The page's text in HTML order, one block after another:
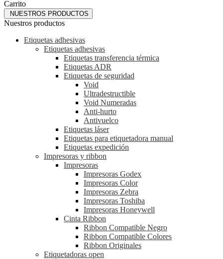
Carrito
NUESTROS PRODUCTOS
Nuestros productos
Etiquetas adhesivas
Etiquetas adhesivas
Etiquetas transferencia térmica
Etiquetas ADR
Etiquetas de seguridad
Void
Ultradestructible
Void Numeradas
Anti-hurto
Antivuelco
Etiquetas láser
Etiquetas para etiquetadora manual
Etiquetas expedición
Impresoras y ribbon
Impresoras
Impresoras Godex
Impresoras Color
Impresoras Zebra
Impresoras Toshiba
Impresoras Honeywell
Cinta Ribbon
Ribbon Compatible Negro
Ribbon Compatible Colores
Ribbon Originales
Etiquetadoras open